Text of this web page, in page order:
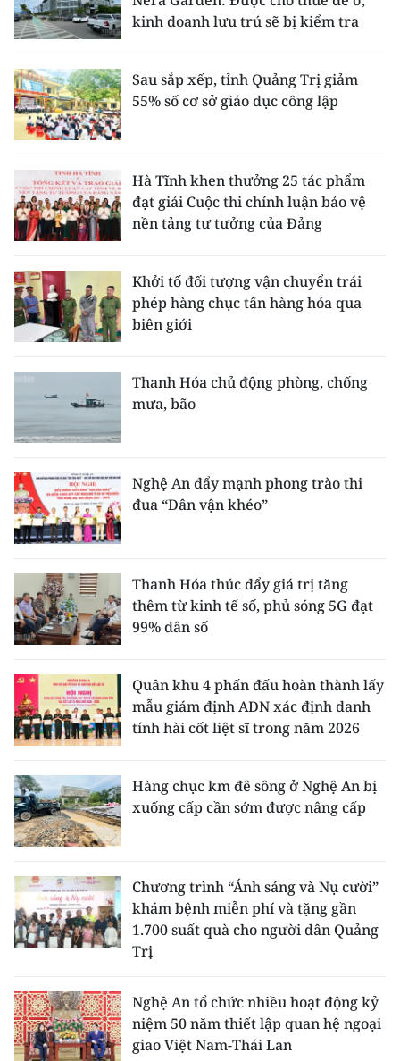
kinh doanh lưu trú sẽ bị kiểm tra
Sau sắp xếp, tỉnh Quảng Trị giảm
55% số cơ sở giáo dục công lập
Hà Tĩnh khen thưởng 25 tác phẩm
đạt giải Cuộc thi chính luận bảo vệ
nền tảng tư tưởng của Đảng
Khởi tố đối tượng vận chuyển trái
phép hàng chục tấn hàng hóa qua
biên giới
Thanh Hóa chủ động phòng, chống
mưa, bão
Nghệ An đẩy mạnh phong trào thi
đua “Dân vận khéo”
Thanh Hóa thúc đẩy giá trị tăng
thêm từ kinh tế số, phủ sóng 5G đạt
99% dân số
Quân khu 4 phấn đấu hoàn thành lấy
mẫu giám định ADN xác định danh
tính hài cốt liệt sĩ trong năm 2026
Hàng chục km đê sông ở Nghệ An bị
xuống cấp cần sớm được nâng cấp
Chương trình “Ánh sáng và Nụ cười”
khám bệnh miễn phí và tặng gần
1.700 suất quà cho người dân Quảng
Trị
Nghệ An tổ chức nhiều hoạt động kỷ
niệm 50 năm thiết lập quan hệ ngoại
giao Việt Nam-Thái Lan